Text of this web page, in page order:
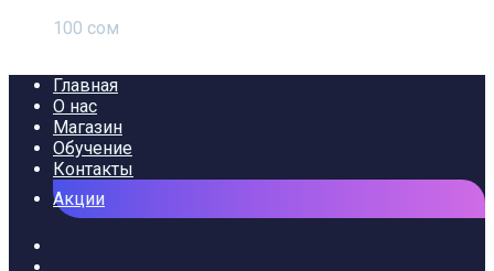
100 сом
Главная
О нас
Магазин
Обучение
Контакты
Акции